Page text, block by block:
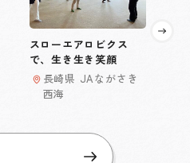
スローエアロビクス
で、生き生き笑顔
長崎県 JAながさき
西海